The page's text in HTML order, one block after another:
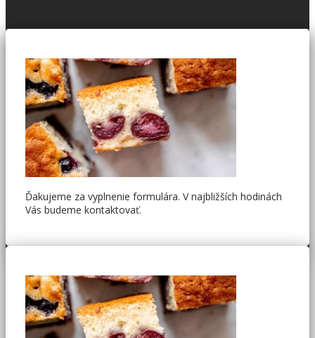
Ďakujeme za vyplnenie formulára. V najbližších hodinách
Vás budeme kontaktovať.